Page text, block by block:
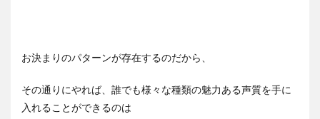
お決まりのパターンが存在するのだから、
その通りにやれば、誰でも様々な種類の魅力ある声質を手に
入れることができるのは